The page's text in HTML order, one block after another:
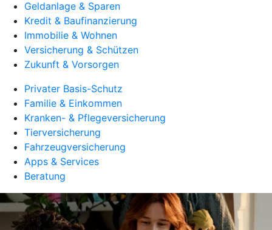
Geldanlage & Sparen
Kredit & Baufinanzierung
Immobilie & Wohnen
Versicherung & Schützen
Zukunft & Vorsorgen
Privater Basis-Schutz
Familie & Einkommen
Kranken- & Pflegeversicherung
Tierversicherung
Fahrzeugversicherung
Apps & Services
Beratung